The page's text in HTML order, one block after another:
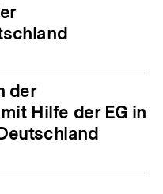
der
Hilfe der EG in